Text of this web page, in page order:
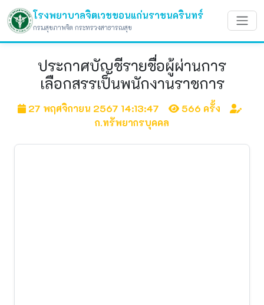
โรงพยาบาลจิตเวชขอนแก่นราชนครินทร์
กรมสุขภาพจิต กระทรวงสาธารณสุข
ประกาศบัญชีรายชื่อผู้ผ่านการ
เลือกสรรเป็นพนักงานราชการ
27 พฤศจิกายน 2567 14:13:47
566 ครั้ง
ก.ทรัพยากรบุคคล